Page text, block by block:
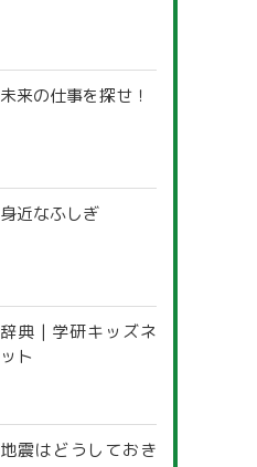
未来の仕事を探せ！
身近なふしぎ
辞典 | 学研キッズネ
ット
地震はどうしておき